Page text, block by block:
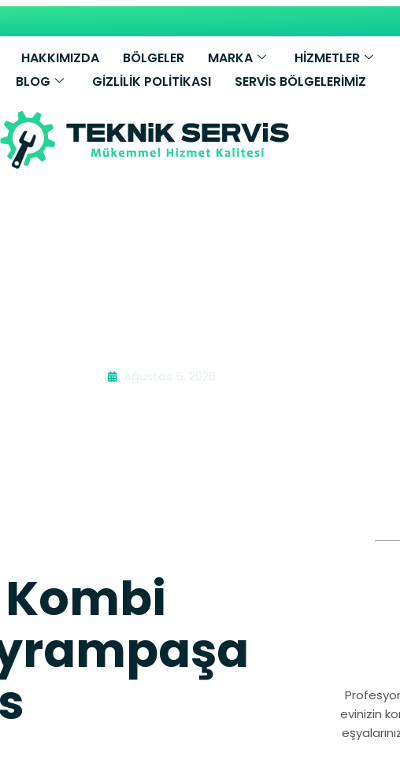
HAKKIMIZDA BÖLGELER MARKA HİZMETLER
BLOG
GIZLILIK POLITIKASI SERVIS BÖLGELERIMIZ
Ağustos 5, 2026
evinizin